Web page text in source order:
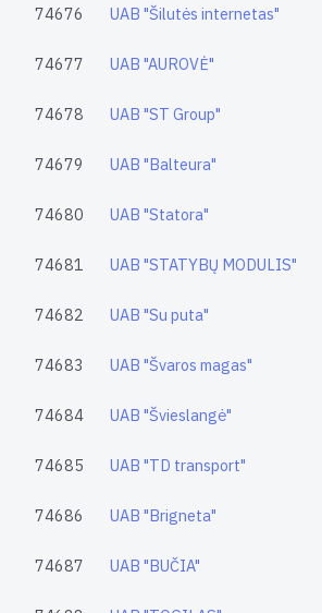
74676 UAB "Šilutės internetas"
74677 UAB "AUROVĖ"
74678 UAB "ST Group"
74679 UAB "Balteura"
74680 UAB "Statora"
74681 UAB "STATYBŲ MODULIS"
74682 UAB "Su puta"
74683 UAB "Švaros magas"
74684 UAB "Švieslangė"
74685 UAB "TD transport"
74686 UAB "Brigneta"
74687 UAB "BUČIA"